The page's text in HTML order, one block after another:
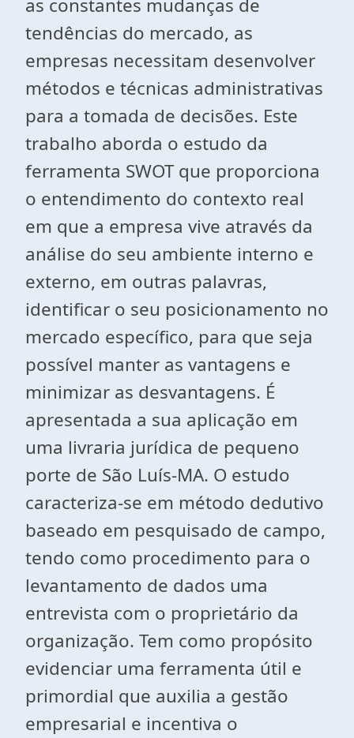
as constantes mudanças de
tendências do mercado, as
empresas necessitam desenvolver
métodos e técnicas administrativas
para a tomada de decisões. Este
trabalho aborda o estudo da
ferramenta SWOT que proporciona
o entendimento do contexto real
em que a empresa vive através da
análise do seu ambiente interno e
externo, em outras palavras,
identificar o seu posicionamento no
mercado específico, para que seja
possível manter as vantagens e
minimizar as desvantagens. É
apresentada a sua aplicação em
uma livraria jurídica de pequeno
porte de São Luís-MA. O estudo
caracteriza-se em método dedutivo
baseado em pesquisado de campo,
tendo como procedimento para o
levantamento de dados uma
entrevista com o proprietário da
organização. Tem como propósito
evidenciar uma ferramenta útil e
primordial que auxilia a gestão
empresarial e incentiva o